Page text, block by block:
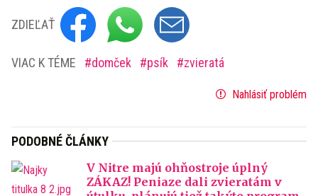
ZDIEĽAŤ
VIAC K TÉME domček psík zvieratá
Nahlásiť problém
PODOBNÉ ČLÁNKY
V Nitre majú ohňostroje úplný
ZÁKAZ! Peniaze dali zvieratám v